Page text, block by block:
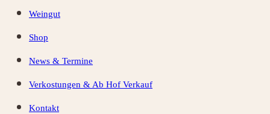
Weingut
Shop
News & Termine
Verkostungen & Ab Hof Verkauf
Kontakt